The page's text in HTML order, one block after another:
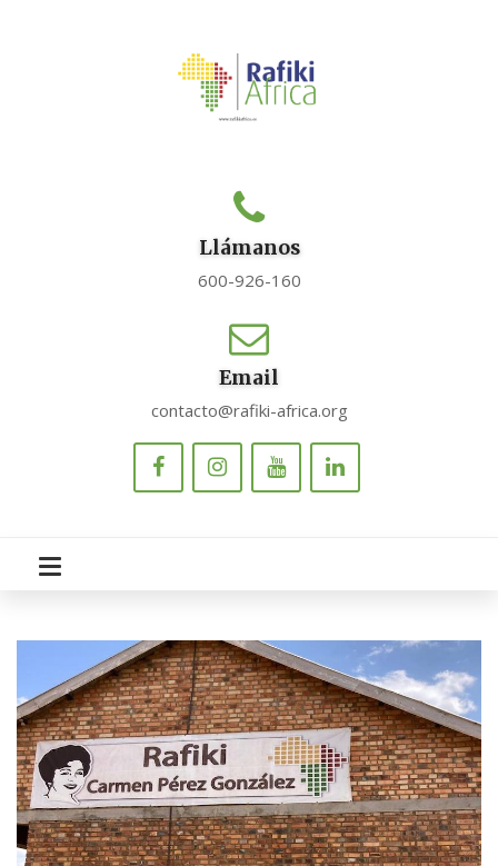
Llámanos
600-926-160
Email
contacto@rafiki-africa.org